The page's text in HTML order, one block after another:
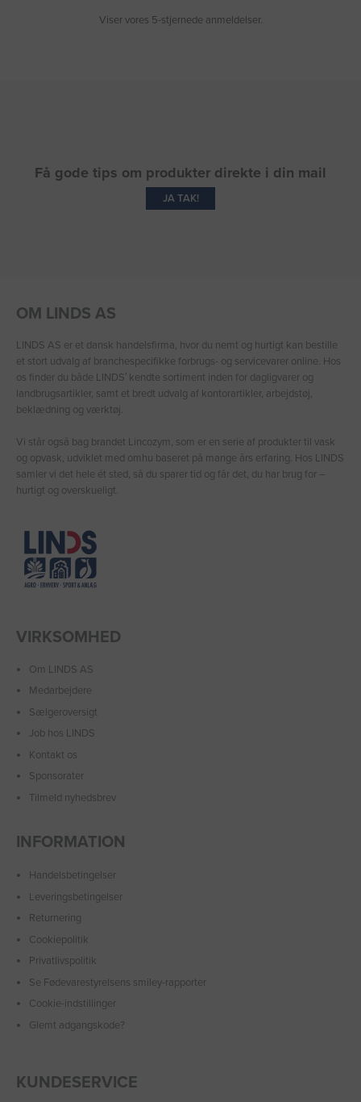
Viser vores 5-stjernede anmeldelser.
Få gode tips om produkter direkte i din mail
JA TAK!
OM LINDS AS
LINDS AS er et dansk handelsfirma, hvor du nemt og hurtigt kan bestille
et stort udvalg af branchespecifikke forbrugs- og servicevarer online. Hos
os finder du både LINDS′ kendte sortiment inden for dagligvarer og
landbrugsartikler, samt et bredt udvalg af kontorartikler, arbejdstøj,
beklædning og værktøj.
Vi står også bag brandet Lincozym, som er en serie af produkter til vask
og opvask, udviklet med omhu baseret på mange års erfaring. Hos LINDS
samler vi det hele ét sted, så du sparer tid og får det, du har brug for –
hurtigt og overskueligt.
VIRKSOMHED
Om LINDS AS
Medarbejdere
Sælgeroversigt
Job hos LINDS
Kontakt os
Sponsorater
Tilmeld nyhedsbrev
INFORMATION
Handelsbetingelser
Leveringsbetingelser
Returnering
Cookiepolitik
Privatlivspolitik
Se Fødevarestyrelsens smiley-rapporter
Cookie-indstillinger
Glemt adgangskode?
KUNDESERVICE